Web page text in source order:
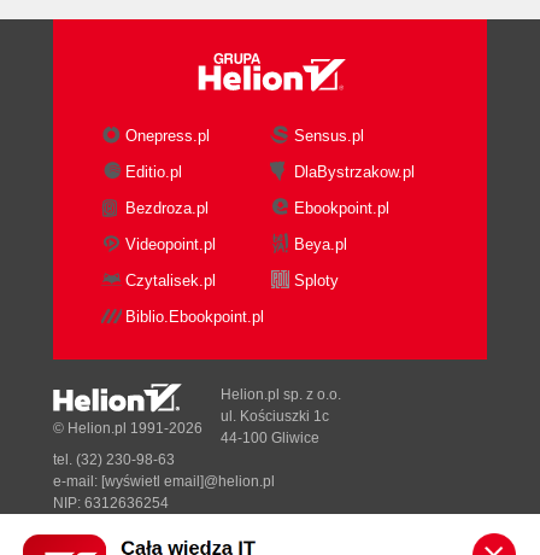
Onepress.pl
Sensus.pl
Editio.pl
DlaBystrzakow.pl
Bezdroza.pl
Ebookpoint.pl
Videopoint.pl
Beya.pl
Czytalisek.pl
Sploty
Biblio.Ebookpoint.pl
© Helion.pl 1991-2026
Helion.pl sp. z o.o.
ul. Kościuszki 1c
44-100 Gliwice
tel. (32) 230-98-63
e-mail: [wyświetl email]@helion.pl
NIP: 6312636254